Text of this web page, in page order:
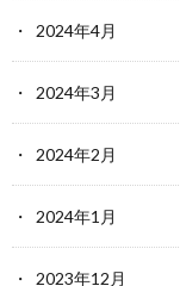
2024年4月
2024年3月
2024年2月
2024年1月
2023年12月